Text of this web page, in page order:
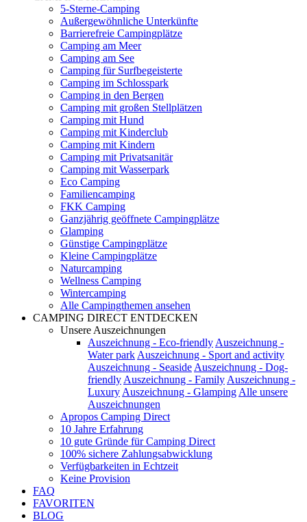
5-Sterne-Camping
Außergewöhnliche Unterkünfte
Barrierefreie Campingplätze
Camping am Meer
Camping am See
Camping für Surfbegeisterte
Camping im Schlosspark
Camping in den Bergen
Camping mit großen Stellplätzen
Camping mit Hund
Camping mit Kinderclub
Camping mit Kindern
Camping mit Privatsanitär
Camping mit Wasserpark
Eco Camping
Familiencamping
FKK Camping
Ganzjährig geöffnete Campingplätze
Glamping
Günstige Campingplätze
Kleine Campingplätze
Naturcamping
Wellness Camping
Wintercamping
Alle Campingthemen ansehen
CAMPING DIRECT ENTDECKEN
Unsere Auszeichnungen
Auszeichnung - Eco-friendly Auszeichnung -
Water park Auszeichnung - Sport and activity
Auszeichnung - Seaside Auszeichnung - Dog-
friendly Auszeichnung - Family Auszeichnung -
Luxury Auszeichnung - Glamping Alle unsere
Auszeichnungen
Apropos Camping Direct
10 Jahre Erfahrung
10 gute Gründe für Camping Direct
100% sichere Zahlungsabwicklung
Verfügbarkeiten in Echtzeit
Keine Provision
FAQ
FAVORITEN
BLOG